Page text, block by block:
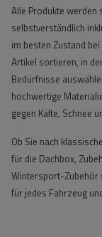
Alle Produkte werden
selbstverständlich
im besten Zustand
Artikel sortieren, in
Bedürfnisse
hochwertige
gegen Kälte, Schnee
Ob Sie nach
für die Dachbox,
Wintersport-Zubehör
für jedes Fahrzeug